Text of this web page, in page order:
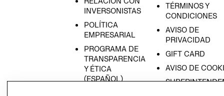
INVERSONISTAS
POLÍTICA
EMPRESARIAL
PROGRAMA DE
TRANSPARENCIA
Y ÉTICA
(ESPAÑOL)
TÉRMINOS Y
CONDICIONES
AVISO DE
PRIVACIDAD
GIFT CARD
AVISO DE